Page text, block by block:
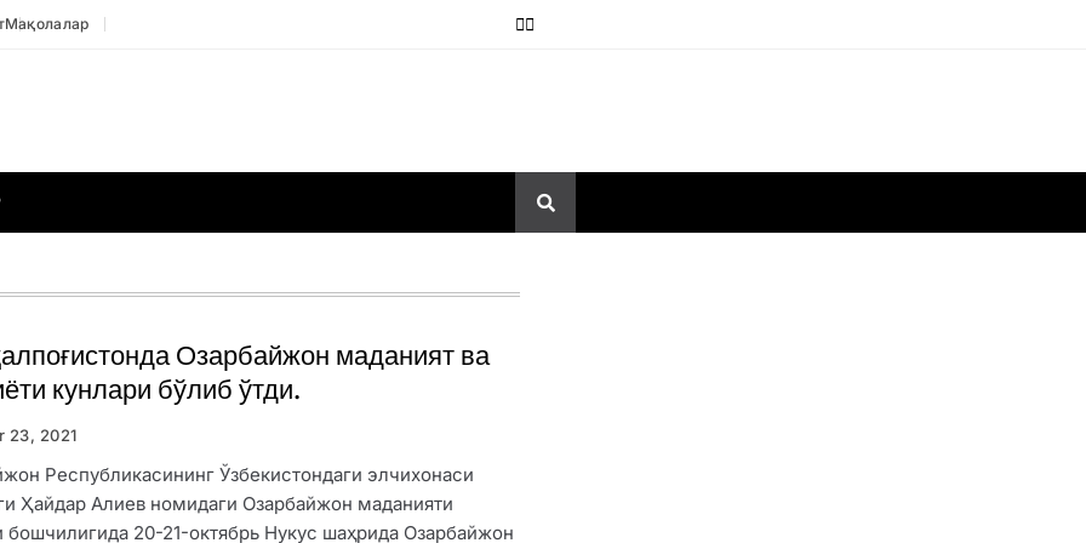
Мақолалар
Озарбайжон маданият ва
кунлари бўлиб ўтди.
23, 2021
Республикасининг Ўзбекистондаги элчихонаси
Ҳайдар Алиев номидаги Озарбайжон маданияти
бошчилигида 20-21-октябрь Нукус шаҳрида Озарбайжон